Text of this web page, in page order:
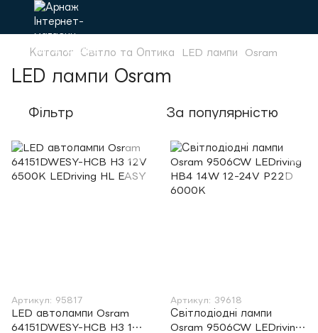
Каталог Світло та Оптика LED лампи Osram
LED лампи Osram
Фільтр За популярністю
Артикул: 95817
LED автолампи Osram
64151DWESY-HCB H3 12V
Артикул: 39618
Світлодіодні лампи
Osram 9506CW LEDriving